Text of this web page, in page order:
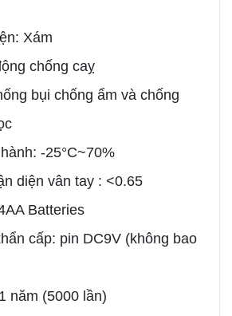
Xám
chống caỵ
bụi chống ẩm và chống
-25°C~70%
diện vân tay : <0.65
Batteries
cấp: pin DC9V (không bao
năm (5000 lần)